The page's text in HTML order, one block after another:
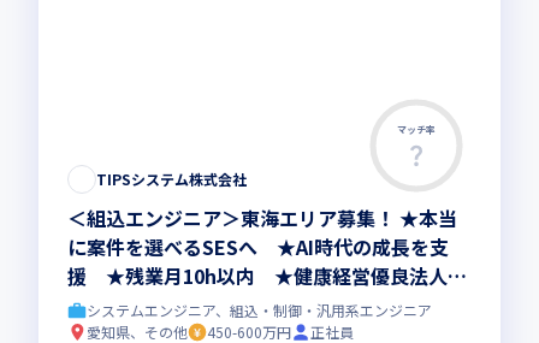
マッチ率
TIPSシステム株式会社
＜組込エンジニア＞東海エリア募集！ ★本当
に案件を選べるSESへ ★AI時代の成長を支
援 ★残業月10h以内 ★健康経営優良法人20
26認定
システムエンジニア、組込・制御・汎用系エンジニア
愛知県、その他
450-600万円
正社員